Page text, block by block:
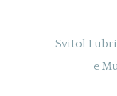
Svitol
e